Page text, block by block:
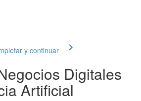
y continuar
Digitales
Artificial